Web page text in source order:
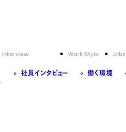
Interview
社員インタビュー
Work Style
働く環境
Jobs